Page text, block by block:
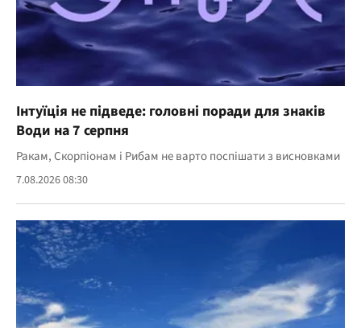
Інтуїція не підведе: головні поради для знаків
Води на 7 серпня
Ракам, Скорпіонам і Рибам не варто поспішати з висновками
7.08.2026 08:30